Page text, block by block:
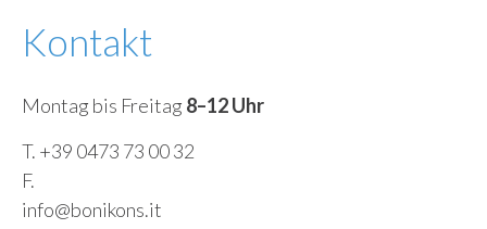
Kontakt
Montag bis Freitag 8–12 Uhr
T. +39 0473 73 00 32
F.
info@bonikons.it